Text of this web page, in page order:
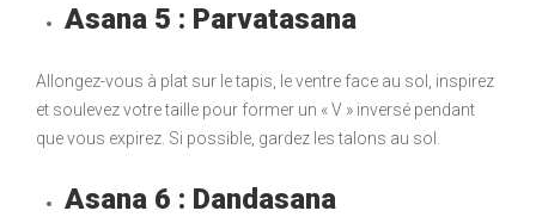
Asana 5 : Parvatasana
Allongez-vous à plat sur le tapis, le ventre face au sol, inspirez
et soulevez votre taille pour former un « V » inversé pendant
que vous expirez. Si possible, gardez les talons au sol.
Asana 6 : Dandasana